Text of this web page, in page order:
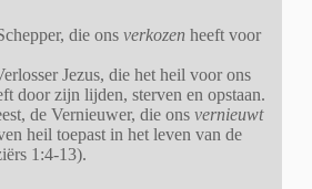
die ons verkozen heeft voor
Jezus, die het heil voor ons
door zijn lijden, sterven en opstaan.
de Vernieuwer, die ons vernieuwt
heil toepast in het leven van de
1:4-13).